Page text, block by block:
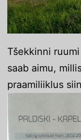
Tšekkinni
saab aimu,
praamiliiklus